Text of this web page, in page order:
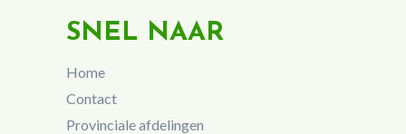
SNEL NAAR
Home
Contact
Provinciale afdelingen